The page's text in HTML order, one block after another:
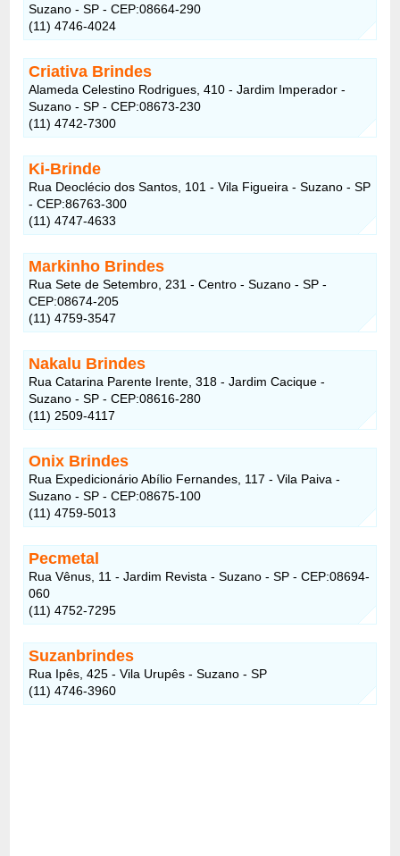
Suzano - SP - CEP:08664-290
(11) 4746-4024
Criativa Brindes
Alameda Celestino Rodrigues, 410 - Jardim Imperador -
Suzano - SP - CEP:08673-230
(11) 4742-7300
Ki-Brinde
Rua Deoclécio dos Santos, 101 - Vila Figueira - Suzano - SP
- CEP:86763-300
(11) 4747-4633
Markinho Brindes
Rua Sete de Setembro, 231 - Centro - Suzano - SP -
CEP:08674-205
(11) 4759-3547
Nakalu Brindes
Rua Catarina Parente Irente, 318 - Jardim Cacique -
Suzano - SP - CEP:08616-280
(11) 2509-4117
Onix Brindes
Rua Expedicionário Abílio Fernandes, 117 - Vila Paiva -
Suzano - SP - CEP:08675-100
(11) 4759-5013
Pecmetal
Rua Vênus, 11 - Jardim Revista - Suzano - SP - CEP:08694-
060
(11) 4752-7295
Suzanbrindes
Rua Ipês, 425 - Vila Urupês - Suzano - SP
(11) 4746-3960